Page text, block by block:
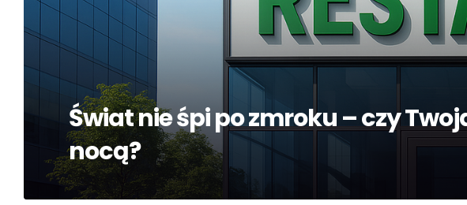
Świat nie śpi po zmroku – czy
nocą?